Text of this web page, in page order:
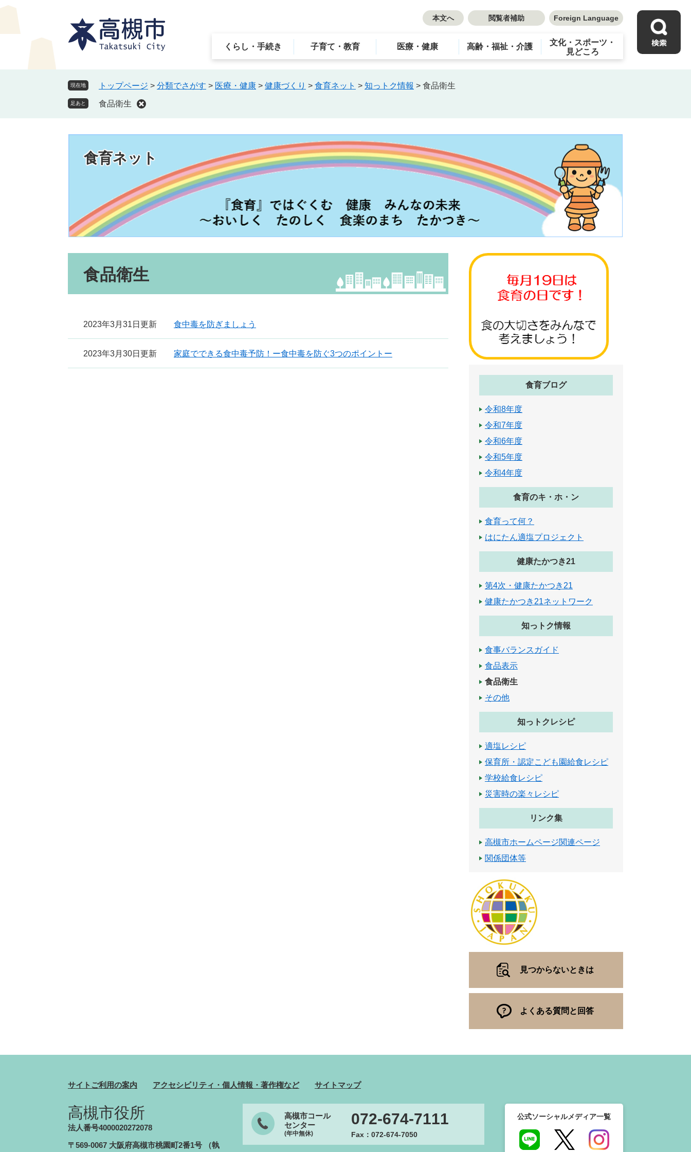
ペ
メ
本文へ 閲覧者補助 Foreign Language
くらし・手続き 子育て・教育 医療・健康 高齢・福祉・介護
文化・スポーツ・
見どころ
現在地 トップページ > 分類でさがす > 医療・健康 > 健康づくり > 食育ネット > 知っトク情報 > 食品衛生
足あと 食品衛生
食育ネット
食品衛生
2023年3月31日更新 食中毒を防ぎましょう
2023年3月30日更新 家庭でできる食中毒予防！ー食中毒を防ぐ3つのポイントー
食育ブログ
令和8年度
令和7年度
令和6年度
令和5年度
令和4年度
食育のキ・ホ・ン
食育って何？
はにたん適塩プロジェクト
健康たかつき21
第4次・健康たかつき21
健康たかつき21ネットワーク
知っトク情報
食事バランスガイド
食品表示
食品衛生
その他
知っトクレシピ
適塩レシピ
保育所・認定こども園給食レシピ
学校給食レシピ
災害時の楽々レシピ
リンク集
高槻市ホームページ関連ページ
関係団体等
見つからないときは
よくある質問と回答
サイトご利用の案内 アクセシビリティ・個人情報・著作権など サイトマップ
高槻市役所
法人番号4000020272078
〒569-0067 大阪府高槻市桃園町2番1号
（執
高槻市コール
センター
(年中無休)
072-674-7111
Fax：072-674-7050
公式ソーシャルメディア一覧